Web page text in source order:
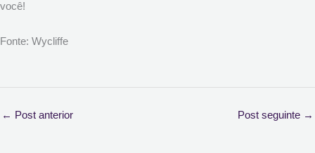
você!
Fonte: Wycliffe
← Post anterior Post seguinte →